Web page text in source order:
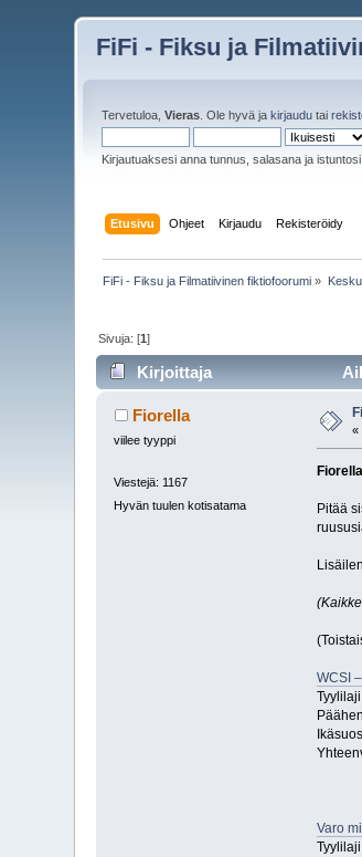
FiFi - Fiksu ja
Tervetuloa,Vieras . Ole hyvä jakirjaudu tai
Kirjautuaksesi anna tunnus, salasana ja
Etusivu Ohjeet Kirjaudu Rekisteröidy
FiFi - Fiksu ja Filmatiivinen fiktiofoorumi »
Sivuja: [1]
Kirjoittaja
Fiorella
viilee tyyppi
Viestejä: 1167
Hyvän tuulen kotisatama
«
Pitää
WCSI
Varo